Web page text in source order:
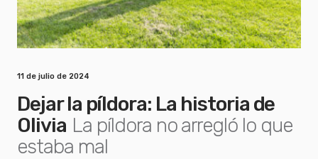
11 de julio de 2024
Dejar la píldora: La historia de
Olivia La píldora no arregló lo que
estaba mal